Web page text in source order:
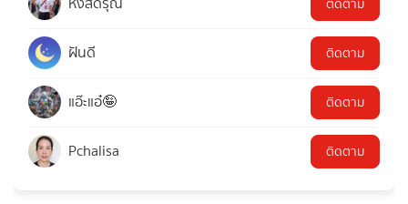
ติดตาม
ฝันดี ติดตาม
แอ๊ะแอ๋🤪 ติดตาม
Pchalisa ติดตาม